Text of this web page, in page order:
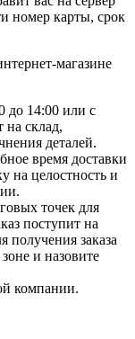
номер карты, срок
магазине
до 14:00 или с
на склад,
деталей.
время доставки
на целостность и
точек для
поступит на
получения заказа
и назовите
компании.